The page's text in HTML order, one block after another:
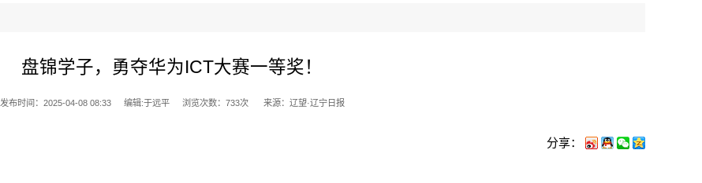
盘锦学子，勇夺华为ICT大赛一等奖！
发布时间：2025-04-08 08:33 编辑:于远平 浏览次数： 733次 来源：辽望·辽宁日报
分享：